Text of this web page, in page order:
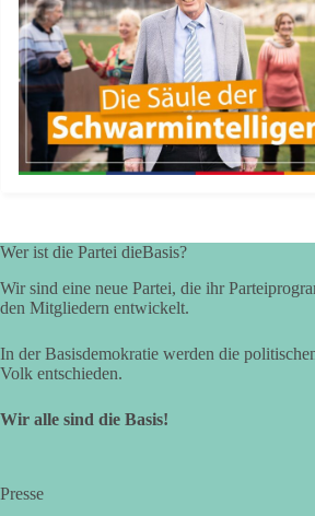
Wer ist die Partei dieBasis?
Wir sind eine neue Partei, die ihr
den Mitgliedern entwickelt.
In der Basisdemokratie werden die
Volk entschieden.
Wir alle sind die Basis!
Presse